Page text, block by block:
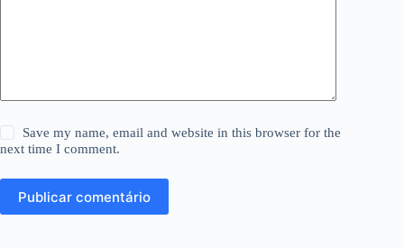
Save my name, email and website in this browser for the
next time I comment.
Publicar comentário